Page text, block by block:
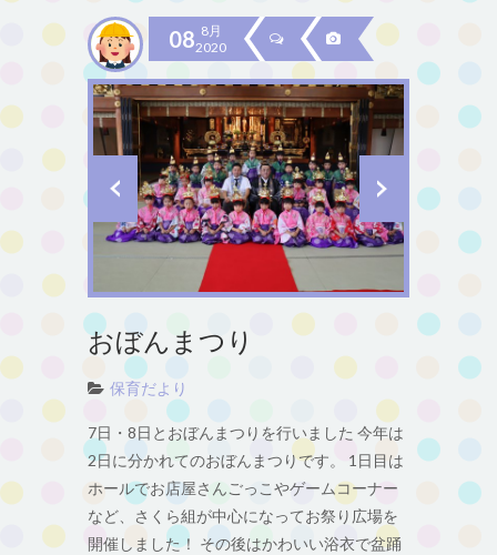
08 8月
2020
おぼんまつり
保育だより
7日・8日とおぼんまつりを行いました 今年は
2日に分かれてのおぼんまつりです。 1日目は
ホールでお店屋さんごっこやゲームコーナー
など、さくら組が中心になってお祭り広場を
開催しました！ その後はかわいい浴衣で盆踊